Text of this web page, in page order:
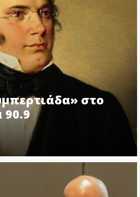
στο
90.9